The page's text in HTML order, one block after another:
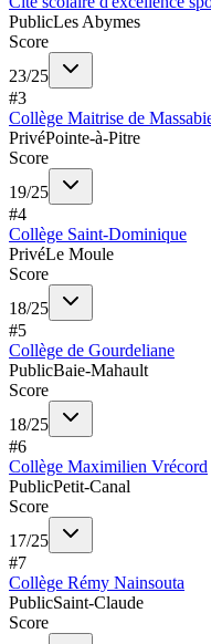
PublicLes Abymes
Score
23/25
#3
Collège Maitrise de
PrivéPointe-à-Pitre
Score
19/25
#4
Collège Saint-Dominique
PrivéLe Moule
Score
18/25
#5
Collège de Gourdeliane
PublicBaie-Mahault
Score
18/25
#6
Collège Maximilien Vrécord
PublicPetit-Canal
Score
17/25
#7
Collège Rémy Nainsouta
PublicSaint-Claude
Score